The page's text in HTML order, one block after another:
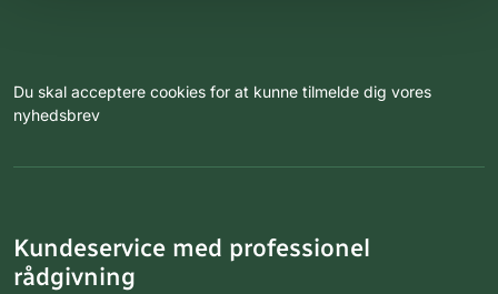
Du skal acceptere cookies for at kunne tilmelde dig vores
nyhedsbrev
Kundeservice med professionel
rådgivning